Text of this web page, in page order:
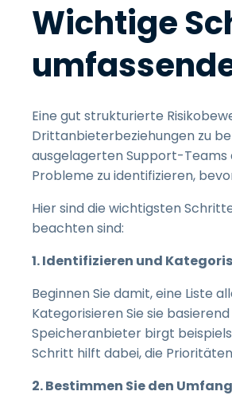
Wichtige
Eine gut strukturierte
Drittanbieterbeziehungen zu
ausgelagerten Support-Teams
Probleme zu identifizieren,
Hier sind die wichtigsten
beachten sind:
1. Identifizieren und
Beginnen Sie damit, eine Liste
Kategorisieren Sie sie
Speicheranbieter birgt
Schritt hilft dabei, die
2. Bestimmen Sie den